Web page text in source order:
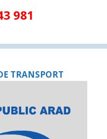
981
TRANSPORT